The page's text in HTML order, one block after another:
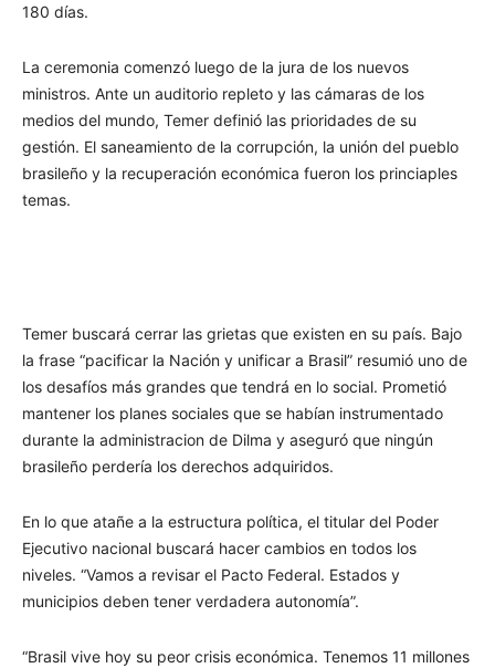
180 días.
La ceremonia comenzó luego de la jura de los nuevos
ministros. Ante un auditorio repleto y las cámaras de los
medios del mundo, Temer definió las prioridades de su
gestión. El saneamiento de la corrupción, la unión del pueblo
brasileño y la recuperación económica fueron los princiaples
temas.
Temer buscará cerrar las grietas que existen en su país. Bajo
la frase “pacificar la Nación y unificar a Brasil” resumió uno de
los desafíos más grandes que tendrá en lo social. Prometió
mantener los planes sociales que se habían instrumentado
durante la administracion de Dilma y aseguró que ningún
brasileño perdería los derechos adquiridos.
En lo que atañe a la estructura política, el titular del Poder
Ejecutivo nacional buscará hacer cambios en todos los
niveles. “Vamos a revisar el Pacto Federal. Estados y
municipios deben tener verdadera autonomía”.
“Brasil vive hoy su peor crisis económica. Tenemos 11 millones